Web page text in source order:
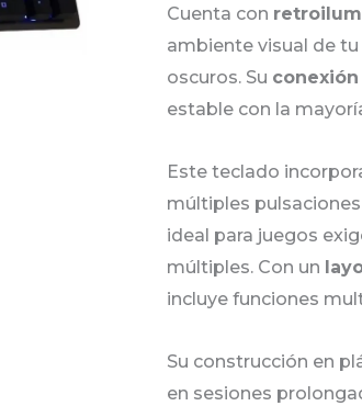
Cuenta con
ambiente visual de
oscuros. Su conexión
estable con la
Este teclado
múltiples
ideal para juegos
múltiples. Con un
incluye funciones
Su construcción en
en sesiones